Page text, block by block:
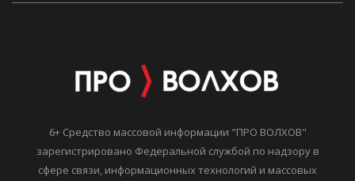
6+ Средство массовой информации "ПРО ВОЛХОВ"
зарегистрировано Федеральной службой по надзору в
сфере связи, информационных технологий и массовых